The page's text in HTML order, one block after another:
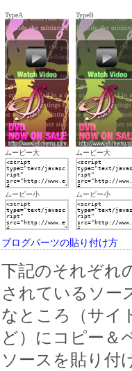
TypeA
ムービー大
ムービー小
TypeB
ムービー大
ムービー小
ブログパーツの貼り付け方
下記のそれぞれ
されているソー
なところ（サイ
ど）にコピー＆
ソースを貼り付